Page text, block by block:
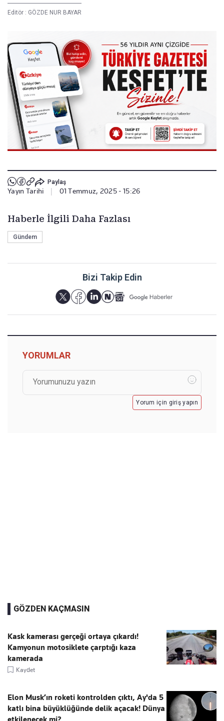
Editör : GÖZDE NUR BAYAR
Paylaş
Yayın Tarihi 01 Temmuz, 2025 - 15:26
Haberle İlgili Daha Fazlası
Gündem
Bizi Takip Edin
YORUMLAR
Yorum için giriş yapın
GÖZDEN KAÇMASIN
Kask kamerası gerçeği ortaya çıkardı!
Kamyonun motosiklete çarptığı kaza
kamerada
Kaydet
Elon Musk’ın roketi kontrolden çıktı, Ay'da 5
katlı bina büyüklüğünde delik açacak! Dünya